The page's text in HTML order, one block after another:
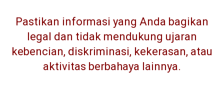
Pastikan informasi yang Anda bagikan
legal dan tidak mendukung ujaran
kebencian, diskriminasi, kekerasan, atau
aktivitas berbahaya lainnya.